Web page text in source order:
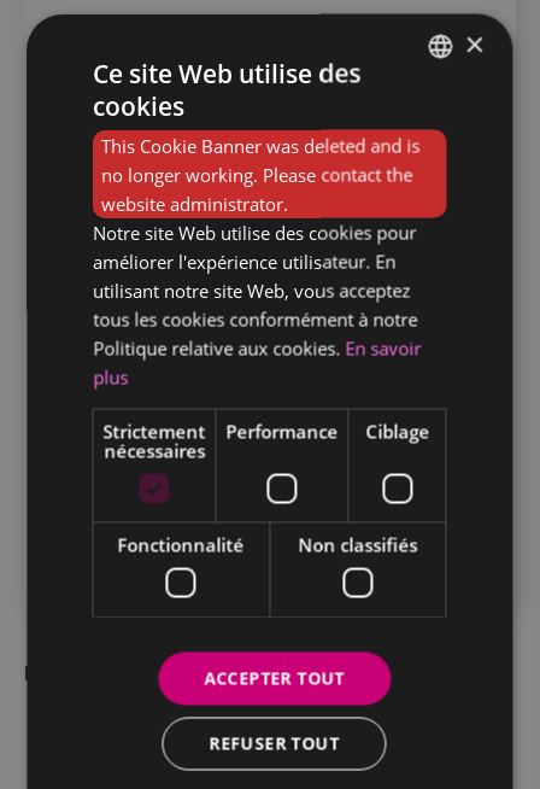
entreprises qui recherchent des
débarrasseurs, en mettant à leur disposition
un vaste réseau de candidats qualifiés et
motivés.
N’hésitez donc pas à nous contacter pour
plus d’informations.
Vous rechercher un emploi dans ce
domaine?
Pour tout renseignements ou pour nous
transmettre votre CV
CONTACTEZ-NOUS
Découvrez nos autres métiers
Trouvez votre job horeca à Bruxelles, Gand ou Ostende
avec Human Supports
DUTCH
×
Ce site Web utilise des
cookies
This Cookie Banner was deleted and is
no longer working. Please contact the
website administrator.
Notre site Web utilise des cookies pour
améliorer l'expérience utilisateur. En
utilisant notre site Web, vous acceptez
tous les cookies conformément à notre
Politique relative aux cookies. En savoir
plus
Strictement
nécessaires
Performance Ciblage
Fonctionnalité Non classifiés
ACCEPTER TOUT
REFUSER TOUT